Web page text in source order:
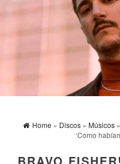
Home » Discos » Músicos »
‘Como